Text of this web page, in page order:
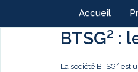
Accueil
BTSG² :
La société BTSG²